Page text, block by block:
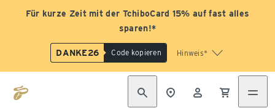
Für kurze Zeit mit der TchiboCard 15% auf fast alles
sparen!*
DANKE26 Code kopieren Hinweis*